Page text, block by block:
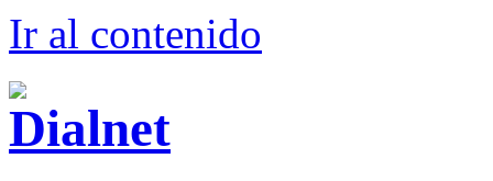
Ir al contenido